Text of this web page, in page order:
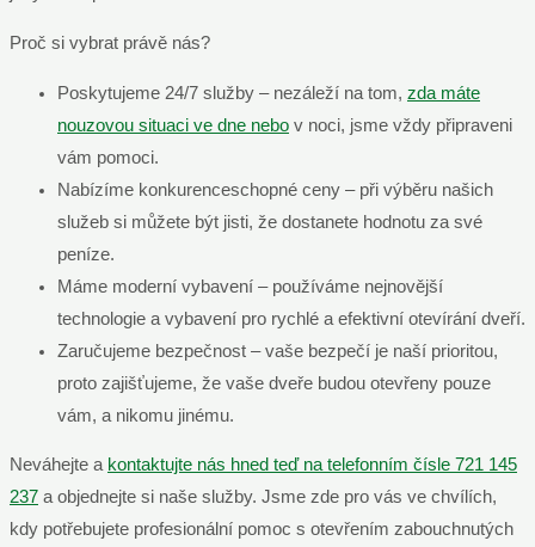
Proč si vybrat právě nás?
Poskytujeme 24/7 služby – nezáleží na tom, zda máte
nouzovou situaci ve dne nebo v noci, jsme vždy připraveni
vám pomoci.
Nabízíme konkurenceschopné ceny – při výběru našich
služeb si můžete být jisti, že dostanete hodnotu za své
peníze.
Máme moderní vybavení – používáme nejnovější
technologie a vybavení pro rychlé a efektivní otevírání dveří.
Zaručujeme bezpečnost – vaše bezpečí je naší prioritou,
proto zajišťujeme, že vaše dveře budou otevřeny pouze
vám, a nikomu jinému.
Neváhejte a kontaktujte nás hned teď na telefonním čísle 721 145
237 a objednejte si naše služby. Jsme zde pro vás ve chvílích,
kdy potřebujete profesionální pomoc s otevřením zabouchnutých